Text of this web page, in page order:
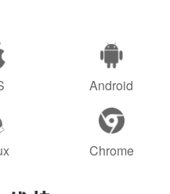
Android
Chrome